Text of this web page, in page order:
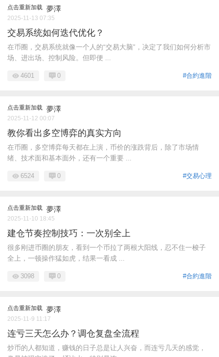
点击重新加载 夢澤
2025-11-13 07:35
交易系统如何迭代优化？
在币圈，交易系统就像一个人的“交易大脑”，决定了我们如何分析市
场、进出场、控制风险。但即便 ...
#合約進階
4601 0
点击重新加载 夢澤
2025-11-12 00:07
教你看出多空博弈的真实方向
在币圈，多空博弈每天都在上演，币价的涨跌背后，除了市场情
绪、技术面和基本面外，还有一个重要 ...
#交易心理
6524 0
点击重新加载 夢澤
2025-11-10 18:45
建仓节奏控制技巧：一次别全上
很多刚进币圈的朋友，看到一个币拉了两根大阳线，忍不住一梭子
全上，一顿操作猛如虎，结果一看成 ...
#合約進階
3098 0
点击重新加载 夢澤
2025-11-9 11:17
连亏三天怎么办？调仓复盘全流程
炒币的人都知道，赚钱的日子总是让人兴奋，而连亏几天的感觉，